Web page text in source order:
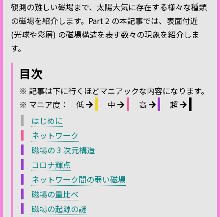
観測の難しい磁場まで、太陽大気に存在する様々な種類
の磁場を紹介します。Part 2 の本記事では、表面付近
(光球や彩層) の磁場構造を表す数々の現象を紹介しま
す。
目次
※ 記事は下に行くほどマニアックな内容になります。
※ マニア度：
低 中 高
超
はじめに
ネットワーク
磁場の 3 次元構造
コロナ輝点
ネットワーク間の弱い磁場
磁場の量比べ
磁場の起源の謎